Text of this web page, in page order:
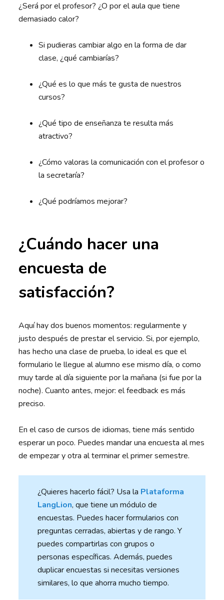
¿Será por el profesor? ¿O por el aula que tiene
demasiado calor?
Si pudieras cambiar algo en la forma de dar
clase, ¿qué cambiarías?
¿Qué es lo que más te gusta de nuestros
cursos?
¿Qué tipo de enseñanza te resulta más
atractivo?
¿Cómo valoras la comunicación con el profesor o
la secretaría?
¿Qué podríamos mejorar?
¿Cuándo hacer una
encuesta de
satisfacción?
Aquí hay dos buenos momentos: regularmente y
justo después de prestar el servicio. Si, por ejemplo,
has hecho una clase de prueba, lo ideal es que el
formulario le llegue al alumno ese mismo día, o como
muy tarde al día siguiente por la mañana (si fue por la
noche). Cuanto antes, mejor: el feedback es más
preciso.
En el caso de cursos de idiomas, tiene más sentido
esperar un poco. Puedes mandar una encuesta al mes
de empezar y otra al terminar el primer semestre.
¿Quieres hacerlo fácil? Usa la Plataforma
LangLion, que tiene un módulo de
encuestas. Puedes hacer formularios con
preguntas cerradas, abiertas y de rango. Y
puedes compartirlas con grupos o
personas específicas. Además, puedes
duplicar encuestas si necesitas versiones
similares, lo que ahorra mucho tiempo.